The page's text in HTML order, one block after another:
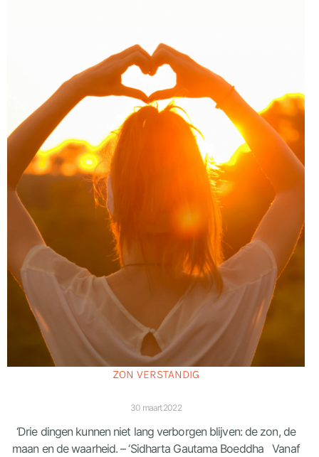
ZON VERSTANDIG
30 maart 2022
‘Drie dingen kunnen niet lang verborgen blijven: de zon, de
maan en de waarheid. – ‘Sidharta Gautama Boeddha Vanaf